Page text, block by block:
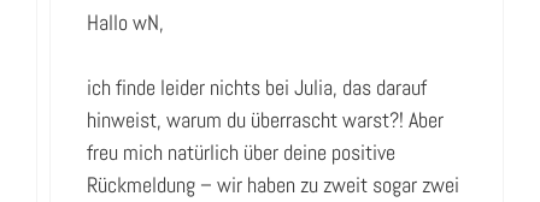
Hallo wN,
ich finde leider nichts bei Julia, das darauf
hinweist, warum du überrascht warst?! Aber
freu mich natürlich über deine positive
Rückmeldung – wir haben zu zweit sogar zwei